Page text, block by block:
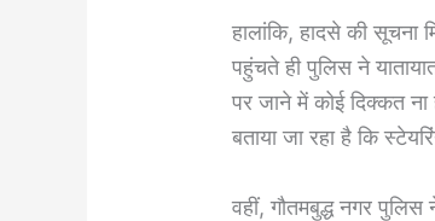
हालांकि, हादसे की
पहुंचते ही पुलिस ने
पर जाने में कोई दिक्कत
बताया जा रहा है कि
वहीं, गौतमबुद्ध नगर